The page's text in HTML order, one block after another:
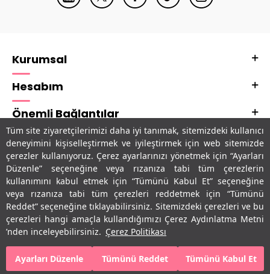
Tüm site ziyaretçilerimizi daha iyi tanımak, sitemizdeki kullanıcı
deneyimini kişiselleştirmek ve iyileştirmek için web sitemizde
çerezler kullanıyoruz. Çerez ayarlarınızı yönetmek için “Ayarları
Düzenle” seçeneğine veya rızanıza tabi tüm çerezlerin
kullanımını kabul etmek için “Tümünü Kabul Et” seçeneğine
veya rızanıza tabi tüm çerezleri reddetmek için “Tümünü
Reddet” seçeneğine tıklayabilirsiniz. Sitemizdeki çerezleri ve bu
çerezleri hangi amaçla kullandığımızı Çerez Aydınlatma Metni
’nden inceleyebilirsiniz. Çerez Politikası
Ayarları Düzenle Tümünü Reddet Tümünü Kabul Et
SEPETE EKLE HEMEN AL
Kurumsal
Hesabım
Önemli Bağlantılar
Adres & İletişim
Uygulamalarımız